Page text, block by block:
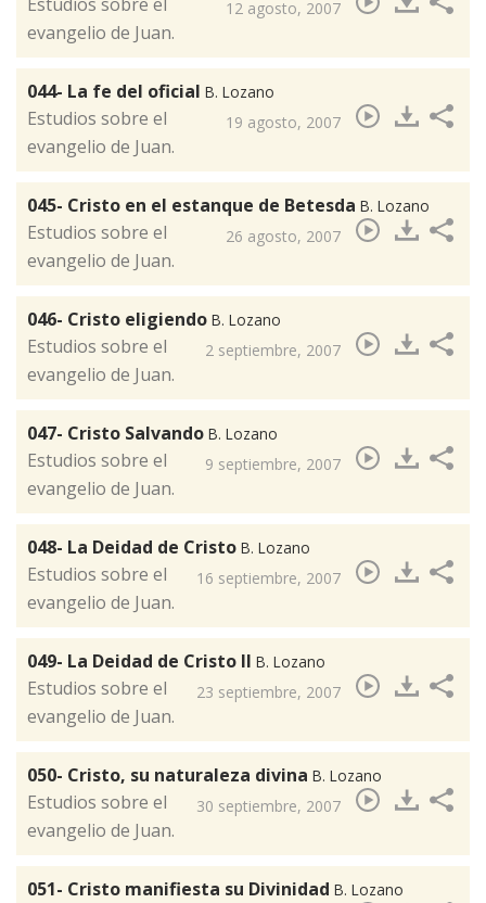
12 agosto, 2007
evangelio de Juan.
044- La fe del oficial B. Lozano
19 agosto, 2007
​Estudios sobre el
evangelio de Juan.
045- Cristo en el estanque de Betesda B. Lozano
26 agosto, 2007
Estudios sobre el
evangelio de Juan.
046- Cristo eligiendo B. Lozano
2 septiembre, 2007
​Estudios sobre el
evangelio de Juan.
047- Cristo Salvando B. Lozano
9 septiembre, 2007
Estudios sobre el
evangelio de Juan.
048- La Deidad de Cristo B. Lozano
16 septiembre, 2007
Estudios sobre el
evangelio de Juan.
049- La Deidad de Cristo II B. Lozano
23 septiembre, 2007
Estudios sobre el
evangelio de Juan.
050- Cristo, su naturaleza divina B. Lozano
30 septiembre, 2007
​Estudios sobre el
evangelio de Juan.
051- Cristo manifiesta su Divinidad B. Lozano